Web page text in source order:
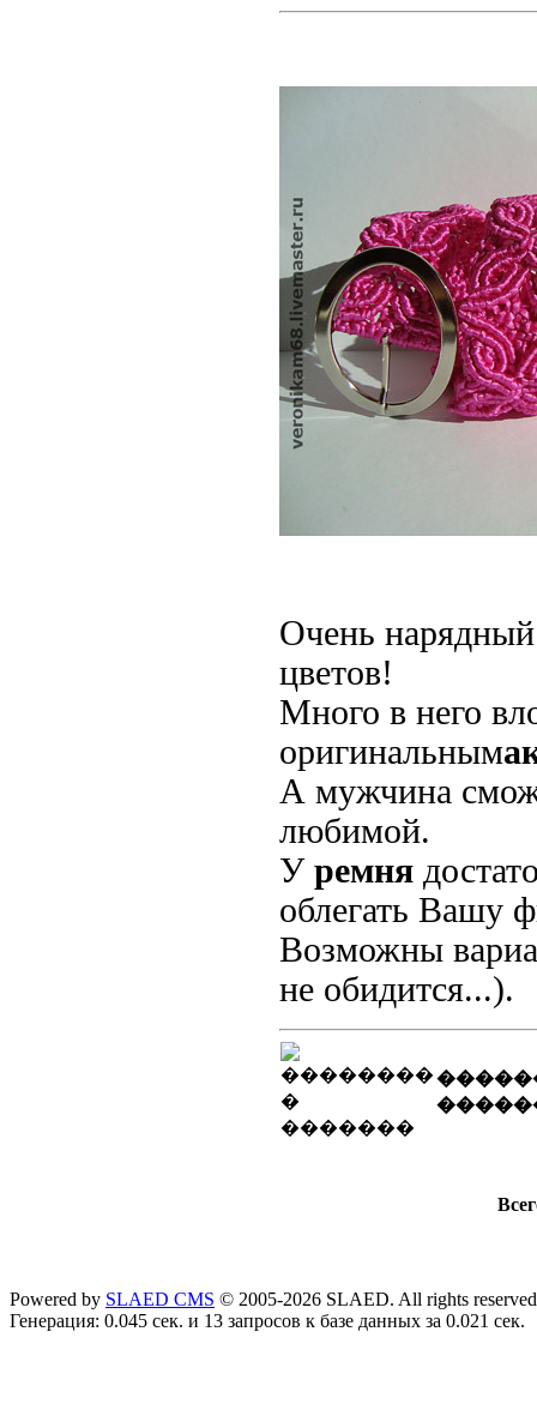
Очень
цветов!
Много в него
оригинальным
А мужчина
любимой.
У ремня
облегать Вашу
Возможны
не обидится...).
Powered by SLAED CMS © 2005-2026 SLAED. All rights
Генерация: 0.045 сек. и 13 запросов к базе данных за 0.021 сек.